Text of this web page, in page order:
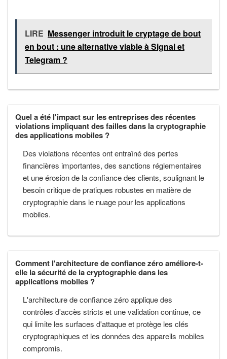
LIRE Messenger introduit le cryptage de bout
en bout : une alternative viable à Signal et
Telegram ?
Quel a été l'impact sur les entreprises des récentes
violations impliquant des failles dans la cryptographie
des applications mobiles ?
Des violations récentes ont entraîné des pertes
financières importantes, des sanctions réglementaires
et une érosion de la confiance des clients, soulignant le
besoin critique de pratiques robustes en matière de
cryptographie dans le nuage pour les applications
mobiles.
Comment l'architecture de confiance zéro améliore-t-
elle la sécurité de la cryptographie dans les
applications mobiles ?
L'architecture de confiance zéro applique des
contrôles d'accès stricts et une validation continue, ce
qui limite les surfaces d'attaque et protège les clés
cryptographiques et les données des appareils mobiles
compromis.